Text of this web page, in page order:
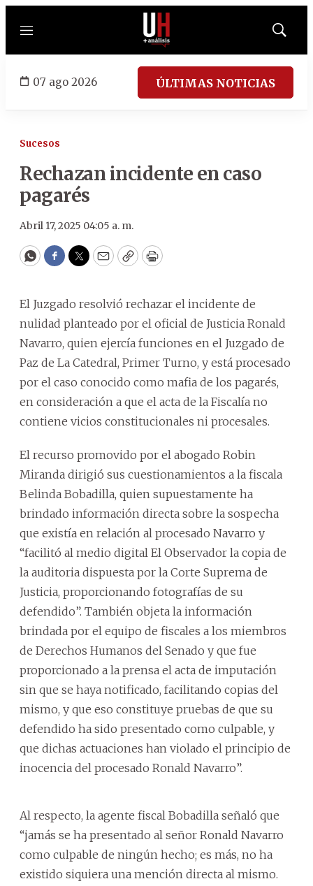
Menú
Mostrar
07 ago 2026 ÚLTIMAS NOTICIAS
Sucesos
Rechazan incidente en caso
pagarés
Abril 17, 2025 04:05 a. m.
WhatsApp
Facebook
Twitter
EmailCopyPrint
El Juzgado resolvió rechazar el incidente de
nulidad planteado por el oficial de Justicia Ronald
Navarro, quien ejercía funciones en el Juzgado de
Paz de La Catedral, Primer Turno, y está procesado
por el caso conocido como mafia de los pagarés,
en consideración a que el acta de la Fiscalía no
contiene vicios constitucionales ni procesales.
El recurso promovido por el abogado Robin
Miranda dirigió sus cuestionamientos a la fiscala
Belinda Bobadilla, quien supuestamente ha
brindado información directa sobre la sospecha
que existía en relación al procesado Navarro y
“facilitó al medio digital El Observador la copia de
la auditoria dispuesta por la Corte Suprema de
Justicia, proporcionando fotografías de su
defendido”. También objeta la información
brindada por el equipo de fiscales a los miembros
de Derechos Humanos del Senado y que fue
proporcionado a la prensa el acta de imputación
sin que se haya notificado, facilitando copias del
mismo, y que eso constituye pruebas de que su
defendido ha sido presentado como culpable, y
que dichas actuaciones han violado el principio de
inocencia del procesado Ronald Navarro”.
Al respecto, la agente fiscal Bobadilla señaló que
“jamás se ha presentado al señor Ronald Navarro
como culpable de ningún hecho; es más, no ha
existido siquiera una mención directa al mismo.